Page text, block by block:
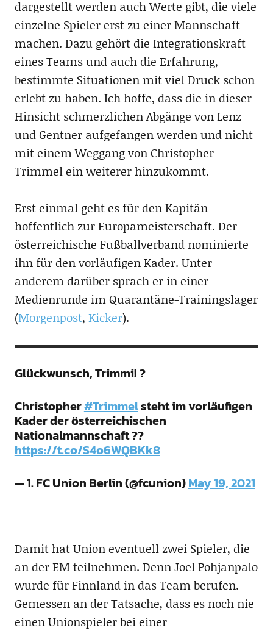
dargestellt werden auch Werte gibt, die viele
einzelne Spieler erst zu einer Mannschaft
machen. Dazu gehört die Integrationskraft
eines Teams und auch die Erfahrung,
bestimmte Situationen mit viel Druck schon
erlebt zu haben. Ich hoffe, dass die in dieser
Hinsicht schmerzlichen Abgänge von Lenz
und Gentner aufgefangen werden und nicht
mit einem Weggang von Christopher
Trimmel ein weiterer hinzukommt.
Erst einmal geht es für den Kapitän
hoffentlich zur Europameisterschaft. Der
österreichische Fußballverband nominierte
ihn für den vorläufigen Kader. Unter
anderem darüber sprach er in einer
Medienrunde im Quarantäne-Trainingslager
(Morgenpost, Kicker).
Glückwunsch, Trimmi! ?
Christopher#Trimmelsteht im vorläufigen
Kader der österreichischen
Nationalmannschaft ??
https://t.co/S4o6WQBKk8
— 1. FC Union Berlin (@fcunion)May 19, 2021
Damit hat Union eventuell zwei Spieler, die
an der EM teilnehmen. Denn Joel Pohjanpalo
wurde für Finnland in das Team berufen.
Gemessen an der Tatsache, dass es noch nie
einen Unionspieler bei einer